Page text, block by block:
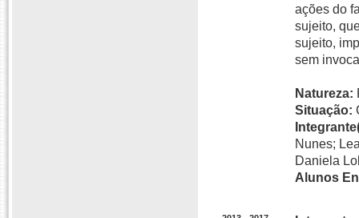
ações do
sujeito,
sujeito,
sem
Natureza:
Situação:
Nunes;
Daniela
Alunos